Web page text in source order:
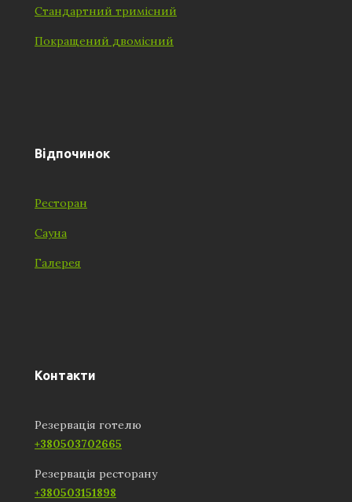
Стандартний тримісний
Покращений двомісний
Відпочинок
Ресторан
Сауна
Галерея
Контакти
Резервація готелю
+380503702665
Резервація ресторану
+380503151898